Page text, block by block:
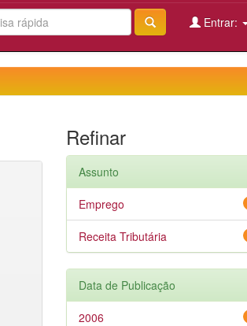
Entrar:
Refinar
Assunto
Emprego
Receita Tributária
Data de Publicação
2006